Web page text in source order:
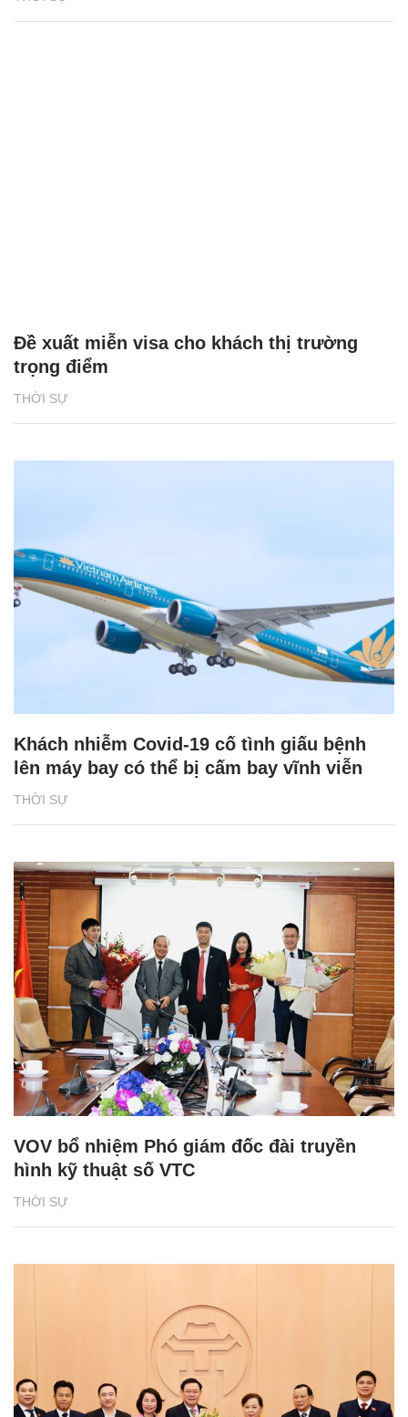
THỜI SỰ
Đề xuất miễn visa cho khách thị trường
trọng điểm
THỜI SỰ
Khách nhiễm Covid-19 cố tình giấu bệnh
lên máy bay có thể bị cấm bay vĩnh viễn
THỜI SỰ
VOV bổ nhiệm Phó giám đốc đài truyền
hình kỹ thuật số VTC